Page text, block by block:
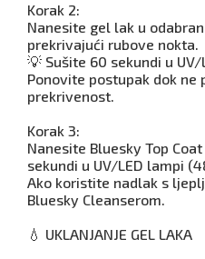
Korak 2:
Nanesite gel lak u
prekrivajući rubove nokta.
💡 Sušite 60 sekundi u
Ponovite postupak dok ne
prekrivenost.
Korak 3:
Nanesite Bluesky Top
sekundi u UV/LED lampi
Ako koristite nadlak s
Bluesky Cleanserom.
💧 UKLANJANJE GEL LAKA